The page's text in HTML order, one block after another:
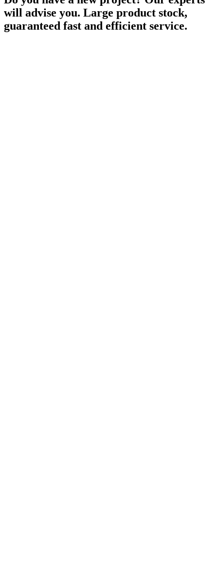
will advise you. Large product stock,
guaranteed fast and efficient service.